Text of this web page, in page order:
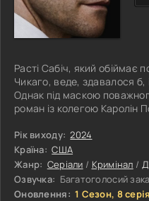
Расті Сабіч, який обіймає
Чикаго, веде, здавалося
Однак під маскою
роман із колегою Каролін
розслідування цієї гучної
дилемою: зберегти свій
убитою, або ризикнути
днем його спроби
ситуацію, і
Рік виходу: 2024
Країна: США
Жанр: Серіали / Кримінал /
Озвучка: Багатоголосий
Оновлення: 1 Сезон, 8 серія